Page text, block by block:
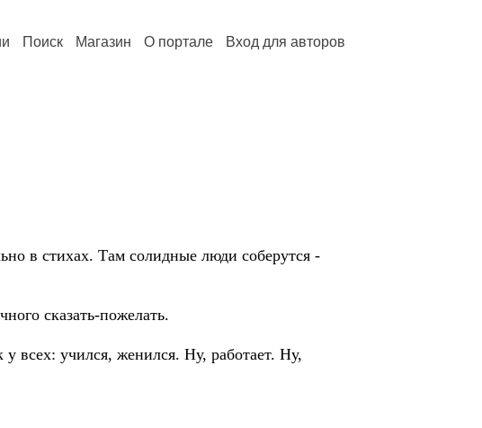
Поиск Магазин О портале Вход для авторов
в стихах. Там солидные люди соберутся -
сказать-пожелать.
всех: учился, женился. Ну, работает. Ну,